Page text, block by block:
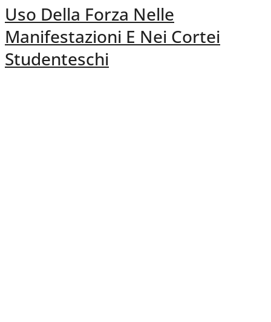
Uso Della Forza Nelle
Manifestazioni E Nei Cortei
Studenteschi